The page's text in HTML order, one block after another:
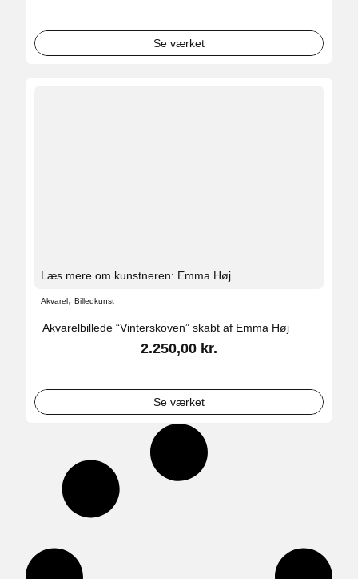
Se værket
Læs mere om kunstneren: Emma Høj
Akvarel ,Billedkunst
Akvarelbillede “Vinterskoven” skabt af Emma Høj
2.250,00 kr.
Se værket